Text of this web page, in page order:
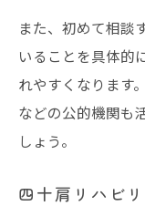
また、初めて相談
いることを具体的
れやすくなります
などの公的機関も
しょう。
四十肩リハビ